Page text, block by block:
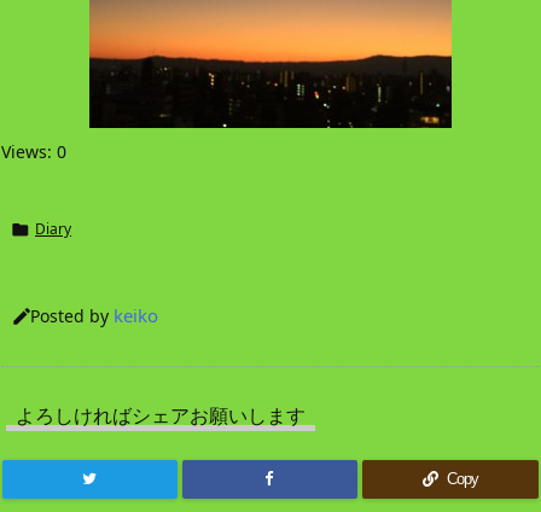
Views: 0
 Diary
Posted by keiko
よろしければシェアお願いします
Copy